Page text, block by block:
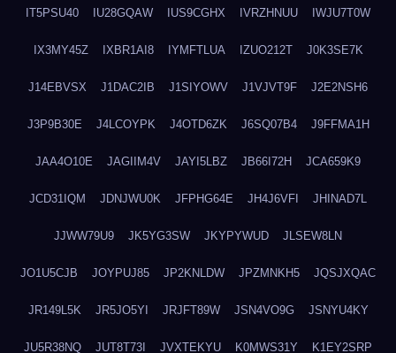
IT5PSU40 IU28GQAW IUS9CGHX IVRZHNUU IWJU7T0W
IX3MY45Z IXBR1AI8 IYMFTLUA IZUO212T J0K3SE7K
J14EBVSX J1DAC2IB J1SIYOWV J1VJVT9F J2E2NSH6
J3P9B30E J4LCOYPK J4OTD6ZK J6SQ07B4 J9FFMA1H
JAA4O10E JAGIIM4V JAYI5LBZ JB66I72H JCA659K9
JCD31IQM JDNJWU0K JFPHG64E JH4J6VFI JHINAD7L
JJWW79U9 JK5YG3SW JKYPYWUD JLSEW8LN
JO1U5CJB JOYPUJ85 JP2KNLDW JPZMNKH5 JQSJXQAC
JR149L5K JR5JO5YI JRJFT89W JSN4VO9G JSNYU4KY
JU5R38NQ JUT8T73I JVXTEKYU K0MWS31Y K1EY2SRP